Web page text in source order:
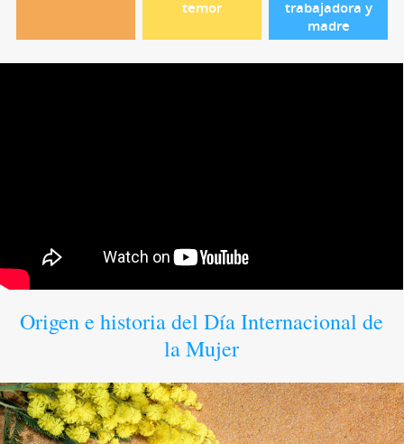
temor
trabajadora y
madre
Origen e historia del Día Internacional de
la Mujer